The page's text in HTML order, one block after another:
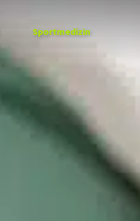
Sportmedizin